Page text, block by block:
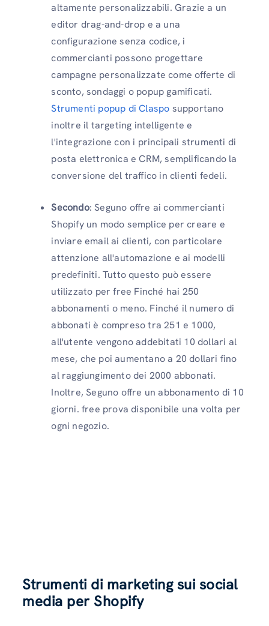
altamente personalizzabili. Grazie a un
editor drag-and-drop e a una
configurazione senza codice, i
commercianti possono progettare
campagne personalizzate come offerte di
sconto, sondaggi o popup gamificati.
Strumenti popup di Claspo supportano
inoltre il targeting intelligente e
l'integrazione con i principali strumenti di
posta elettronica e CRM, semplificando la
conversione del traffico in clienti fedeli.
Secondo: Seguno offre ai commercianti
Shopify un modo semplice per creare e
inviare email ai clienti, con particolare
attenzione all'automazione e ai modelli
predefiniti. Tutto questo può essere
utilizzato per free Finché hai 250
abbonamenti o meno. Finché il numero di
abbonati è compreso tra 251 e 1000,
all'utente vengono addebitati 10 dollari al
mese, che poi aumentano a 20 dollari fino
al raggiungimento dei 2000 abbonati.
Inoltre, Seguno offre un abbonamento di 10
giorni. free prova disponibile una volta per
ogni negozio.
Strumenti di marketing sui social
media per Shopify